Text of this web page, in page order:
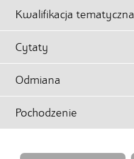
Kwalifikacja tematyczna
Cytaty
Odmiana
Pochodzenie